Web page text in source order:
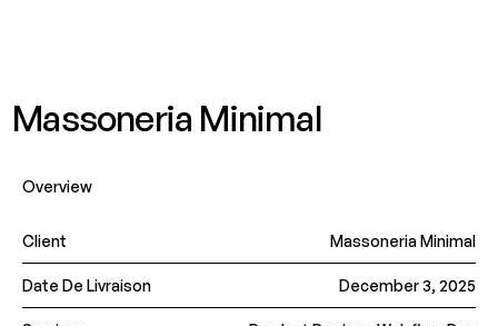
Massoneria Minimal
Overview
Client Massoneria Minimal
Date De Livraison December 3, 2025